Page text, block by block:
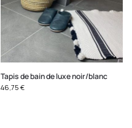
Tapis de bain de luxe noir/blanc
46,75 €